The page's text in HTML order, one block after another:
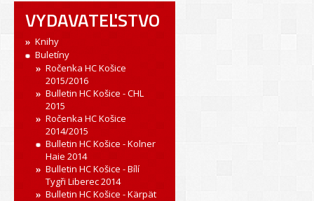
VYDAVATEĽSTVO
Knihy
Buletíny
Ročenka HC Košice
2015/2016
Bulletin HC Košice - CHL
2015
Ročenka HC Košice
2014/2015
Bulletin HC Košice - Kolner
Haie 2014
Bulletin HC Košice - Bílí
Tygři Liberec 2014
Bulletin HC Košice - Kärpät